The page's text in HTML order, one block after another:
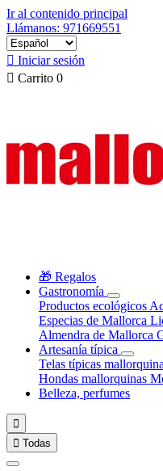
Ir al contenido principal
Llámanos: 971669551
 Iniciar sesión
 Carrito 0
🎁 Regalos
Gastronomía
Productos ecológicos
Especias de Mallorca
Almendra de Mallorca
Artesanía típica
Telas típicas
Hondas mallorquinas
Belleza, perfumes

 Todas